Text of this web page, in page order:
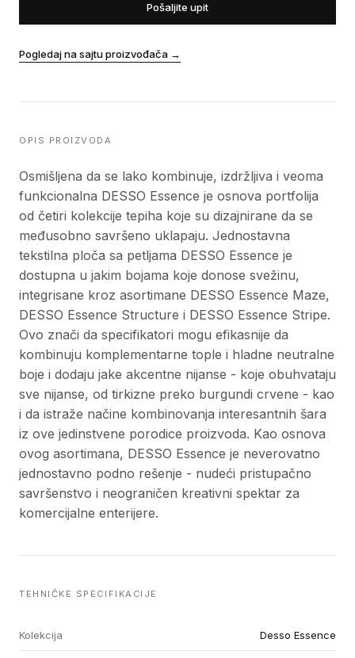
Pošaljite upit
Pogledaj na sajtu proizvođača →
OPIS PROIZVODA
Osmišljena da se lako kombinuje, izdržljiva i veoma
funkcionalna DESSO Essence je osnova portfolija
od četiri kolekcije tepiha koje su dizajnirane da se
međusobno savršeno uklapaju. Jednostavna
tekstilna ploča sa petljama DESSO Essence je
dostupna u jakim bojama koje donose svežinu,
integrisane kroz asortimane DESSO Essence Maze,
DESSO Essence Structure i DESSO Essence Stripe.
Ovo znači da specifikatori mogu efikasnije da
kombinuju komplementarne tople i hladne neutralne
boje i dodaju jake akcentne nijanse - koje obuhvataju
sve nijanse, od tirkizne preko burgundi crvene - kao
i da istraže načine kombinovanja interesantnih šara
iz ove jedinstvene porodice proizvoda. Kao osnova
ovog asortimana, DESSO Essence je neverovatno
jednostavno podno rešenje - nudeći pristupačno
savršenstvo i neograničen kreativni spektar za
komercijalne enterijere.
TEHNIČKE SPECIFIKACIJE
Kolekcija Desso Essence